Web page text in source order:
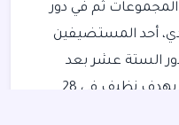
المجموعات ثم في دور
أحد المستضيفين
الستة عشر بعد
فوزه القاتل على جنوب إفريقيا بهدف نظيف في 28